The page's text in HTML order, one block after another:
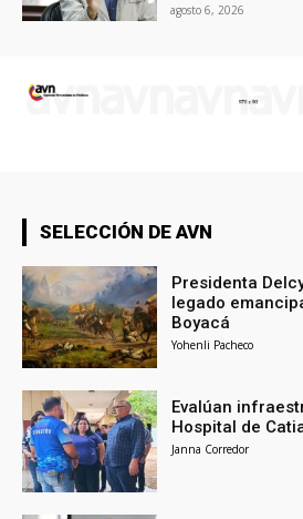
agosto 6, 2026
SELECCIÓN DE AVN
Presidenta
legado
Boyacá
Yohenli Pacheco
Evalúan
Hospital de
Janna Corredor